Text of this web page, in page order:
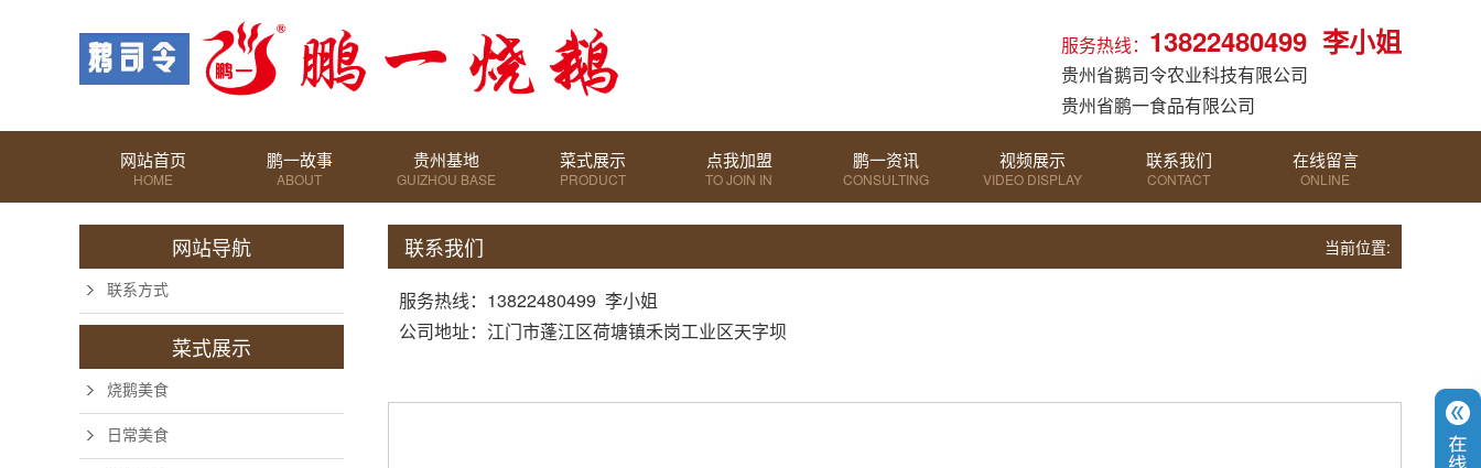
服务热线： 13822480499 李小姐
贵州省鹅司令农业科技有限公司
贵州省鹏一食品有限公司
网站首页
HOME
鹏一故事
ABOUT
贵州基地
GUIZHOU BASE
菜式展示
PRODUCT
点我加盟
TO JOIN IN
鹏一资讯
CONSULTING
视频展示
VIDEO DISPLAY
联系我们
CONTACT
在线留言
ONLINE
网站导航
联系方式
菜式展示
烧鹅美食
日常美食
联系我们 当前位置:
服务热线：13822480499 李小姐
公司地址：江门市蓬江区荷塘镇禾岗工业区天字坝